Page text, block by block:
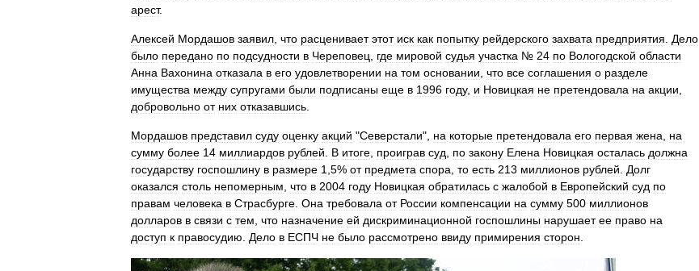
арест.
Алексей Мордашов заявил что расценивает этот иск как попытку рейдерского захвата предприятия
Дело
было передано по подсудности в Череповец где мировой судья участка № 24 по Вологодской области
Анна Вахонина отказала в его удовлетворении на том основании что все соглашения о разделе
имущества между супругами были подписаны еще в 1996 году, и Новицкая не претендовала на акции
добровольно от них отказавшись
Мордашов представил суду оценку акций "Северстали", на которые претендовала его первая жена
на
сумму более 14 миллиардов рублей В итоге проиграв суд по закону Елена Новицкая осталась должна
государству госпошлину в размере 1 5% от предмета спора то есть 213 миллионов рублей
Долг
оказался столь непомерным что в 2004 году Новицкая обратилась с жалобой в Европейский суд по
правам человека в Страсбурге Она требовала от России компенсации на сумму 500 миллионов
долларов в связи с тем что назначение ей дискриминационной госпошлины нарушает ее право на
доступ к правосудию Дело в ЕСПЧ не было рассмотрено ввиду примирения сторон